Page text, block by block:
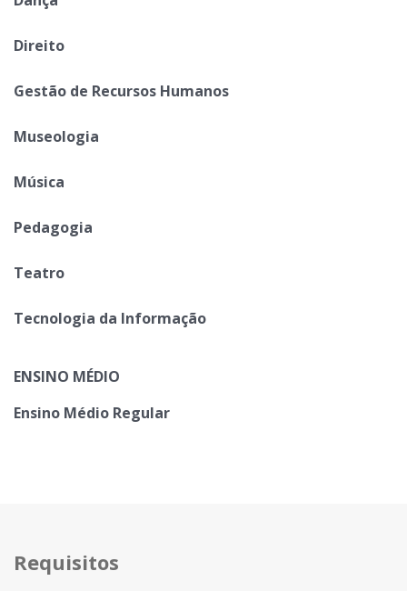
Direito
Gestão de Recursos Humanos
Museologia
Música
Pedagogia
Teatro
Tecnologia da Informação
ENSINO MÉDIO
Ensino Médio Regular
Requisitos